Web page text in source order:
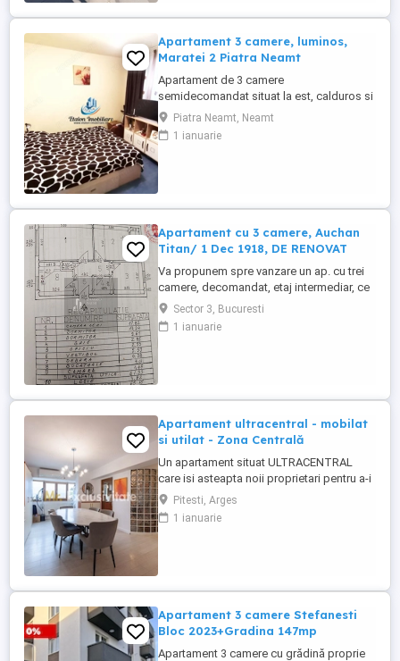
proiect ...
Apartament 3 camere, luminos,
Maratei 2 Piatra Neamt
Apartament de 3 camere
semidecomandat situat la est, calduros si
foarte luminos situat la etajul 4 din 4 cu
pod imbunatatit (sarpanta cu acte).
Apartamentul se vinde complet mobilat
proprie, ...
Piatra Neamt, Neamt
1 ianuarie
Apartament cu 3 camere, Auchan
Titan/ 1 Dec 1918, DE RENOVAT
Va propunem spre vanzare un ap. cu trei
camere, decomandat, etaj intermediar, ce
necesita renovare integrala, situat in
Sector 3, zona Auchan Titan, pe str Jean
Steriadi. - an 1971 - decomandat -
Sector 3, Bucuresti
1 ianuarie
Apartament ultracentral - mobilat
si utilat - Zona Centrală
Un apartament situat ULTRACENTRAL
care isi asteapta noii proprietari pentru a-i
da culoare si a-l transforma in ACASA. Va
invitam sa descoperiți acest apartament
cu 3 camere, cu un potențial extraordinar,
Pitesti, Arges
1 ianuarie
Apartament 3 camere Stefanesti
Bloc 2023+Gradina 147mp
Apartament 3 camere cu grădină proprie